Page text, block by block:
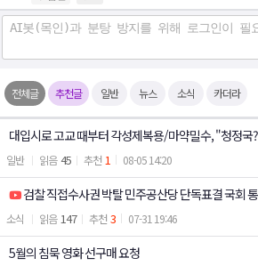
전체글 추천글 일반 뉴스 소식 카더라
일반
대입시로 고교 때부터 각성제복용/마약밀수, "청정
사범 매년 느는데…보완수사 폐지에 檢 고심
45 1 08-05 14:20
소식
검찰 직접수사권 박탈 민주공산당 단독표결 국회
147 3 07-31 19:46
5월의 침묵 영화 선구매 요청